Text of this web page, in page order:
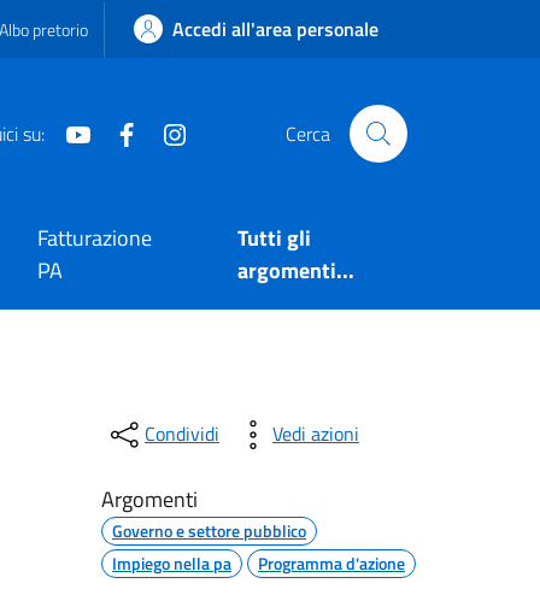
Albo pretorio Accedi all'area personale
su: Youtube Facebook Cerca
Fatturazione
PA
Tutti gli
argomenti...
Condividi Vedi azioni
Argomenti
Governo e settore pubblico
Impiego nella pa
Programma d'azione